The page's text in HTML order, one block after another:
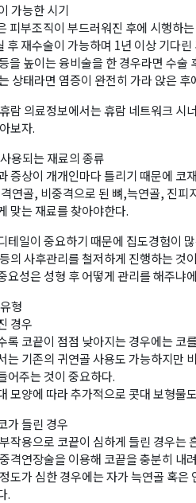
가능한 시기
피부조직이 부드러워진 후에 시행하
후 재수술이 가능하며 1년 이상 기다
을 높이는 융비술을 한 경우라면 수술
상태라면 염증이 완전히 가라 앉은 후
람 의료정보에서는 휴람 네트워크 시
보자.
용되는 재료의 종류
증상이 개개인마다 틀리기 때문에 코
연골, 비중격으로 된 뼈,늑연골, 진
맞는 재료를 찾아야한다.
테일이 중요하기 때문에 집도경험이
의 사후관리를 철저하게 진행하는 것
요성은 성형 후 어떻게 관리를 해주냐
형
경우
록 코끝이 점점 낮아지는 경우에는 코
는 기존의 귀연골 사용도 가능하지만
어주는 것이 중요하다.
모양에 따라 추가적으로 콧대 보형물
가 들린 경우
작용으로 코끝이 심하게 들린 경우는
격연장술을 이용해 코끝을 충분히 내
도가 심한 경우에는 자가 늑연골 혹
.